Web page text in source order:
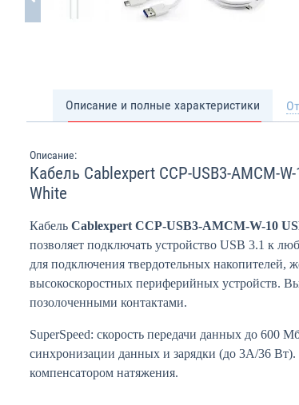
Описание и полные характеристики
Описание:
Кабель Cablexpert CCP-USB3-AMCM-
White
Кабель Cablexpert CCP-USB3-AMCM-W-10
позволяет подключать устройство USB 3.1 к
для подключения твердотельных накопителей,
высокоскоростных периферийных устройств.
позолоченными контактами.
SuperSpeed: скорость передачи данных до 600
синхронизации данных и зарядки (до 3А/36
компенсатором натяжения.